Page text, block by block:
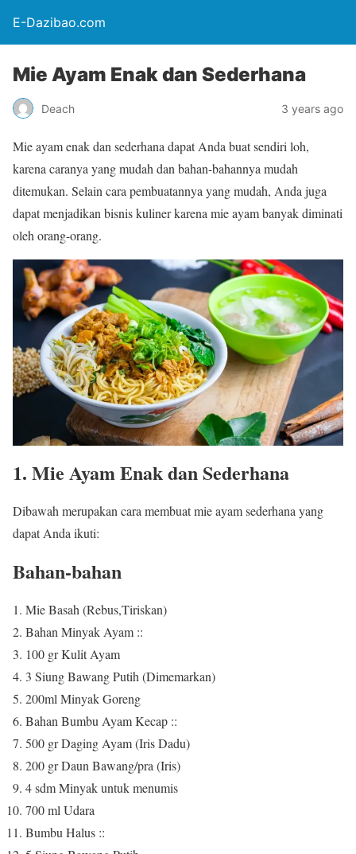
E-Dazibao.com
Mie Ayam Enak dan Sederhana
Deach 3 years ago
Mie ayam enak dan sederhana dapat Anda buat sendiri loh,
karena caranya yang mudah dan bahan-bahannya mudah
ditemukan. Selain cara pembuatannya yang mudah, Anda juga
dapat menjadikan bisnis kuliner karena mie ayam banyak diminati
oleh orang-orang.
1. Mie Ayam Enak dan Sederhana
Dibawah merupakan cara membuat mie ayam sederhana yang
dapat Anda ikuti:
Bahan-bahan
Mie Basah (Rebus,Tiriskan)
Bahan Minyak Ayam ::
100 gr Kulit Ayam
3 Siung Bawang Putih (Dimemarkan)
200ml Minyak Goreng
Bahan Bumbu Ayam Kecap ::
500 gr Daging Ayam (Iris Dadu)
200 gr Daun Bawang/pra (Iris)
4 sdm Minyak untuk menumis
700 ml Udara
Bumbu Halus ::